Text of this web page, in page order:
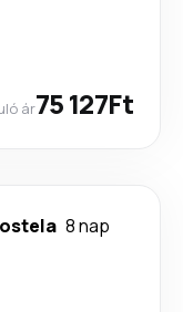
ár75 127Ft
8 nap